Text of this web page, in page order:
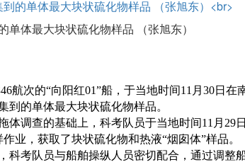
体最大块状硫化物样品 （张旭东）
航次的“向阳红01”船，于当地时间11月30日在
到的单体最大块状硫化物样品。
调查的基础上，科考队员于当地时间11月29
业，获取了块状硫化物和热液“烟囱体”样品。
考队员与船舶操纵人员密切配合，通过调整